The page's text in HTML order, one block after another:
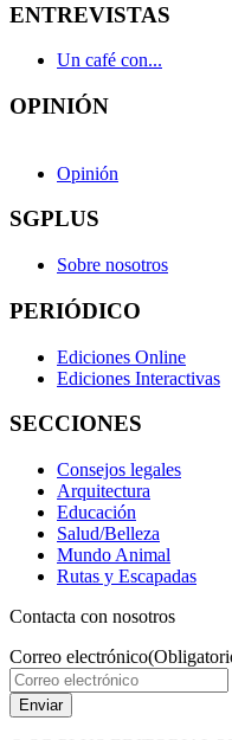
ENTREVISTAS
Un café con...
OPINIÓN
Opinión
SGPLUS
Sobre nosotros
PERIÓDICO
Ediciones Online
Ediciones Interactivas
SECCIONES
Consejos legales
Arquitectura
Educación
Salud/Belleza
Mundo Animal
Rutas y Escapadas
Contacta con nosotros
Correo electrónico